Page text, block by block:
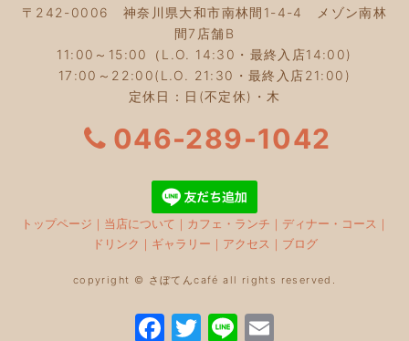
〒242-0006 神奈川県大和市南林間1-4-4 メゾン南林
間7店舗B
11:00～15:00（L.O. 14:30・最終入店14:00)
17:00～22:00(L.O. 21:30・最終入店21:00)
定休日：日(不定休)・木
046-289-1042
トップページ ｜ 当店について ｜ カフェ・ランチ ｜ ディナー・コース ｜
ドリンク ｜ ギャラリー ｜ アクセス ｜ ブログ
copyright © さぼてんcafé all rights reserved.
F T Li